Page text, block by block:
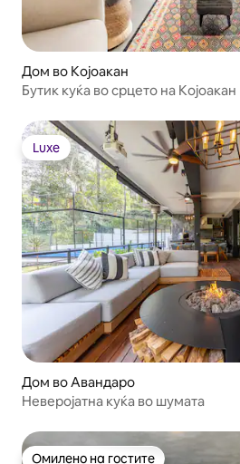
Дом во Којоакан
Бутик куќа во срцето на Којоакан
Luxe
Luxe
Дом во Авандаро
Неверојатна куќа во шумата
Омилено на гостите